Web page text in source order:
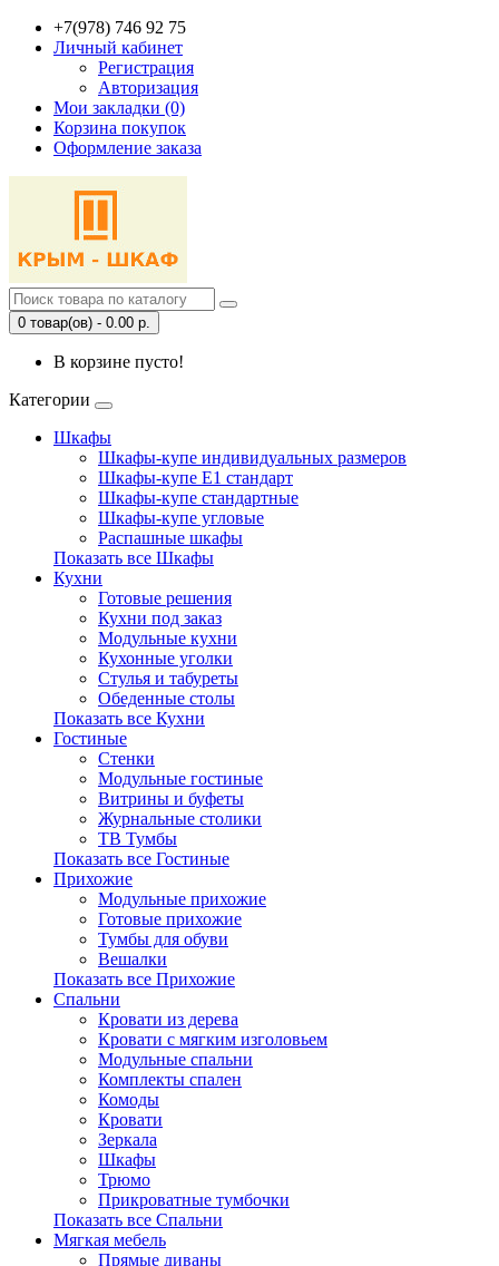
+7(978) 746 92 75
Личный кабинет
Регистрация
Авторизация
Мои закладки (0)
Корзина покупок
Оформление заказа
0 товар(ов) - 0.00 р.
В корзине пусто!
Категории
Шкафы
Шкафы-купе индивидуальных размеров
Шкафы-купе Е1 стандарт
Шкафы-купе стандартные
Шкафы-купе угловые
Распашные шкафы
Показать все Шкафы
Кухни
Готовые решения
Кухни под заказ
Модульные кухни
Кухонные уголки
Стулья и табуреты
Обеденные столы
Показать все Кухни
Гостиные
Стенки
Модульные гостиные
Витрины и буфеты
Журнальные столики
ТВ Тумбы
Показать все Гостиные
Прихожие
Модульные прихожие
Готовые прихожие
Тумбы для обуви
Вешалки
Показать все Прихожие
Спальни
Кровати из дерева
Кровати с мягким изголовьем
Модульные спальни
Комплекты спален
Комоды
Кровати
Зеркала
Шкафы
Трюмо
Прикроватные тумбочки
Показать все Спальни
Мягкая мебель
Прямые диваны